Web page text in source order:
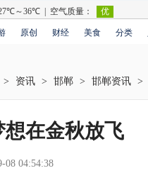
原创 财经 美食 分类
> 资讯 > 邯郸 > 邯郸资讯 >
在金秋放飞
08 04:54:38